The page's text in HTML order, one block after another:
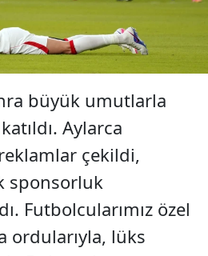
büyük umutlarla
Aylarca
çekildi,
sponsorluk
Futbolcularımız özel
ordularıyla, lüks